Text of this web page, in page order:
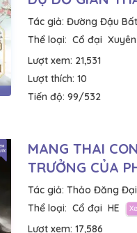
Tác giả: Đường Đậu
Thể loại: Cổ đại
Lượt xem: 21,531
Lượt thích: 10
Tiến độ: 99/532
MANG THAI
TRƯỞNG CỦA
Tác giả: Thảo Đăng
Thể loại: Cổ đại HE
Lượt xem: 17,586